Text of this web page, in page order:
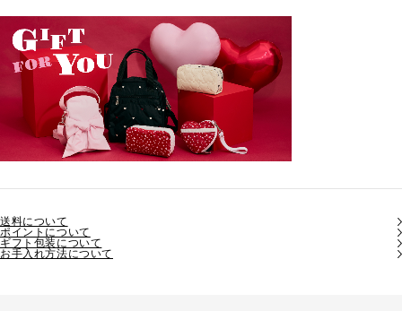
送料について
ポイントについて
ギフト包装について
お手入れ方法について